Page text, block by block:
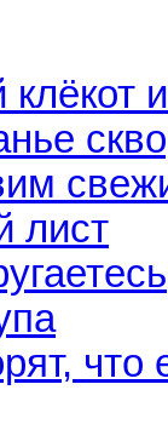
и
лист
что